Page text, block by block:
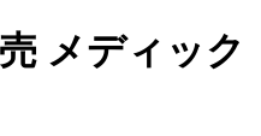
メディック